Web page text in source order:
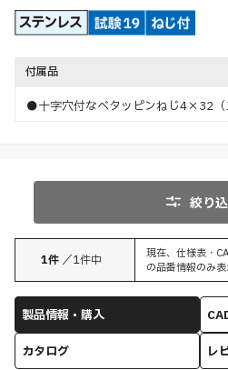
付属品
●十字穴付なベタッピンねじ4×32（
絞り
1件 ／1件中
現在、仕様表・
の品番情報のみ表
製品情報・購入
カタログ
レ